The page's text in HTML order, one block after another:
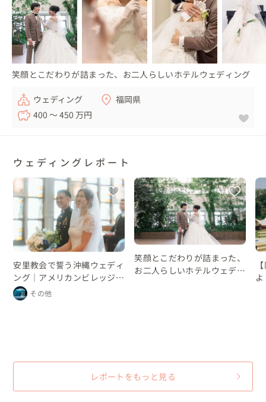
笑顔とこだわりが詰まった、お二人らしいホテルウェディング
ウェディング
福岡県
400 〜 450 万円
ウェディングレポート
安里教会で誓う沖縄ウェディ
ング｜アメリカンビレッジの
レストランパーティー
その他
笑顔とこだわりが詰まった、
お二人らしいホテルウェディ
レポートをもっと見る